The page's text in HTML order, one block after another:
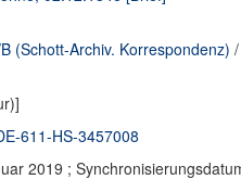
(Schott-Archiv. Korrespondenz) /
611-HS-3457008
2019 ;